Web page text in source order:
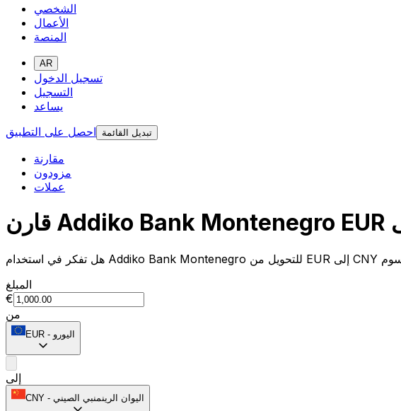
الشخصي
الأعمال
المنصة
AR
تسجيل الدخول
التسجيل
يساعد
احصل على التطبيق
تبديل القائمة
مقارنة
مزودون
عملات
المبلغ
€
من
EUR - اليورو
إلى
CNY - اليوان الرينمنبي الصيني